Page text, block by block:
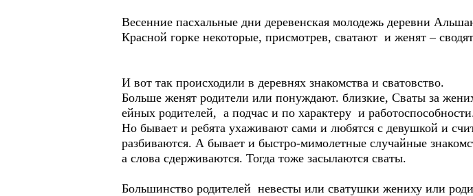
Весенние пасхальные дни деревенская молодежь деревни
Красной горке некоторые, присмотрев, сватают и женят –
И вот так происходили в деревнях знакомства и сватовство.
Больше женят родители или понуждают. близкие, Сваты за
ейных родителей, а подчас и по характеру и
Но бывает и ребята ухаживают сами и любятся с девушкой и
разбиваются. А бывает и быстро-мимолетные случайные
а слова сдерживаются. Тогда тоже засылаются сваты.
Большинство родителей невесты или сватушки жениху или